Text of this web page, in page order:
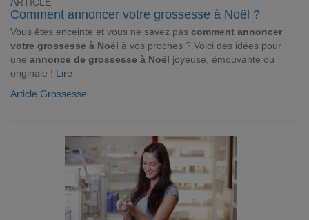
ARTICLE
Comment annoncer votre grossesse à Noël ?
Vous êtes enceinte et vous ne savez pas comment annoncer
votre grossesse à Noël à vos proches ? Voici des idées pour
une annonce de grossesse à Noël joyeuse, émouvante ou
originale ! Lire
Article Grossesse